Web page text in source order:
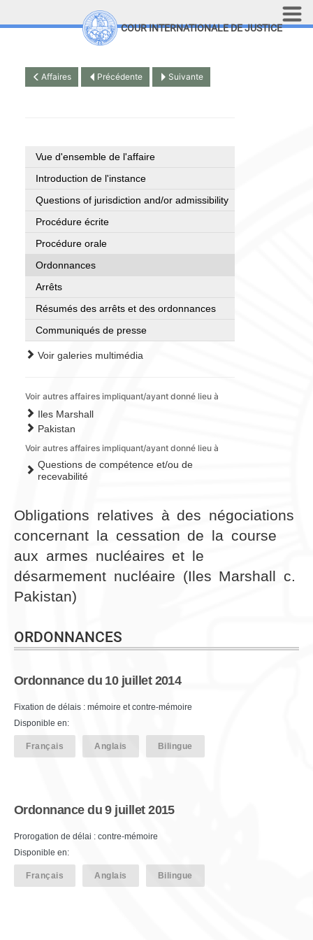
Aller au contenu principal
COUR INTERNATIONALE DE JUSTICE
Obligations relatives à des négociations
concernant la cessation de la course
aux armes nucléaires et le
désarmement nucléaire (Iles Marshall c.
Pakistan)
ORDONNANCES
Ordonnance du 10 juillet 2014
Fixation de délais : mémoire et contre-mémoire
Disponible en:
Français Anglais Bilingue
Ordonnance du 9 juillet 2015
Prorogation de délai : contre-mémoire
Disponible en:
Français Anglais Bilingue
Affaires Précédente Suivante
Vue d'ensemble de l'affaire
Introduction de l'instance
Questions of jurisdiction and/or admissibility
Procédure écrite
Procédure orale
Ordonnances
Arrêts
Résumés des arrêts et des ordonnances
Communiqués de presse
Voir galeries multimédia
Voir autres affaires impliquant/ayant donné lieu à
Iles Marshall
Pakistan
Voir autres affaires impliquant/ayant donné lieu à
Questions de compétence et/ou de
recevabilité
Top Menu
Recherche sur le site